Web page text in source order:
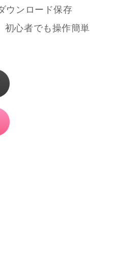
ウンロード保存
初心者でも操作簡単